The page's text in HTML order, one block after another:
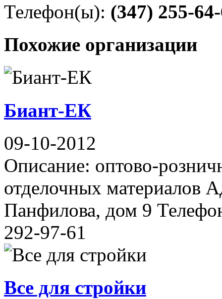
Телефон(ы): (347) 255-
Похожие организации
Биант-ЕК
09-10-2012
Описание: оптово-
отделочных материалов
Панфилова, дом 9
292-97-61
Все для стройки